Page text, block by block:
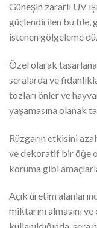
Güneşin zararlı UV
güçlendirilen bu file,
istenen gölgeleme
Özel olarak
seralarda ve
tozları önler ve
yaşamasına olanak
Rüzgarın etkisini
ve dekoratif bir öğe
koruma gibi
Açık üretim
miktarını almasını